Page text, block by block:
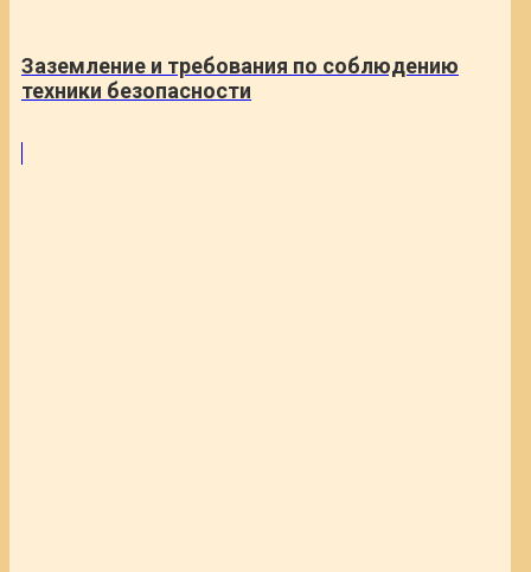
Заземление и требования по соблюдению
техники безопасности